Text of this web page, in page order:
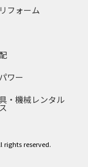
フォーム
ワー
・機械レンタル
rights reserved.